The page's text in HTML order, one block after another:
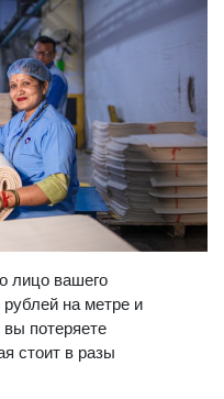
лицо вашего
на метре и
потеряете
стоит в разы